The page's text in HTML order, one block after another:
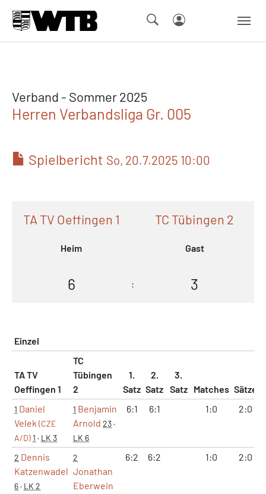
Verband - Sommer 2025
Herren Verbandsliga Gr. 005
Spielbericht So, 20.7.2025 10:00
TA TV Oeffingen 1
Heim
TC Tübingen 2
Gast
6 : 3
Einzel
TA TV
Oeffingen 1
TC
Tübingen
2
1.
Satz
2.
Satz
3.
Satz
Matches Sätze
1 Daniel
Velek (CZE
A/D)1 · LK 3
1 Benjamin
Arnold 23·
LK 6
6:1 6:1 1:0 2:0
2 Dennis
Katzenwadel
6· LK 2
2
Jonathan
Eberwein
6:2 6:2 1:0 2:0